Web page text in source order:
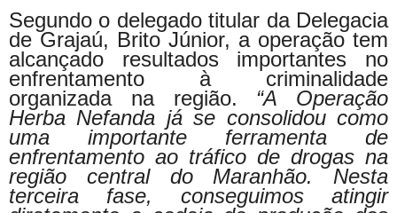
Segundo o delegado titular da Delegacia
de Grajaú, Brito Júnior, a operação tem
alcançado resultados importantes no
enfrentamento à criminalidade
organizada na região. “A Operação
Herba Nefanda já se consolidou como
uma importante ferramenta de
enfrentamento ao tráfico de drogas na
região central do Maranhão. Nesta
terceira fase, conseguimos atingir